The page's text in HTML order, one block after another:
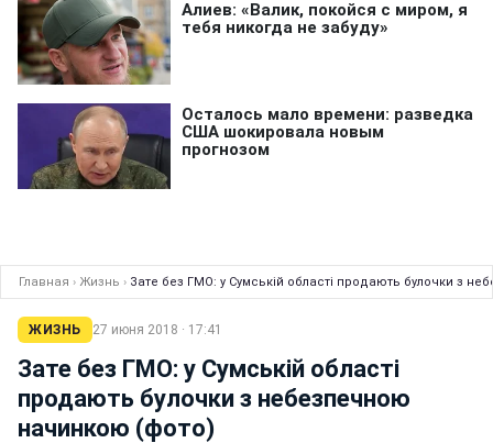
Главная › Жизнь › Зате без ГМО: у Сумській області продають булочки з
ЖИЗНЬ 27 июня 2018 · 17:41
Зате без ГМО: у Сумській області
продають булочки з небезпечною
начинкою (фото)